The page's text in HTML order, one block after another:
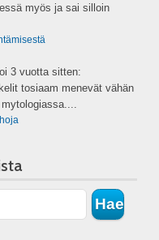
myös ja sai silloin
3 vuotta sitten:
tosiaam menevät vähän